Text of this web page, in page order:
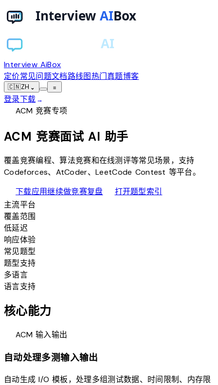
Interview AiBox
定价常见问题文档路线图热门真题博客
🇨🇳ZH ⌄ ≡
登录下载 →
ACM 竞赛专项
ACM 竞赛面试AI 助手
覆盖竞赛编程、算法竞赛和在线测评等常见场景，支持
Codeforces、AtCoder、LeetCode Contest 等平台。
下载应用继续做竞赛复盘quiz打开题型索引
主流平台
覆盖范围
低延迟
响应体验
常见题型
题型支持
多语言
语言支持
核心能力
ACM 输入输出
自动处理多测输入输出
自动生成 I/O 模板，处理多组测试数据、时间限制、内存限